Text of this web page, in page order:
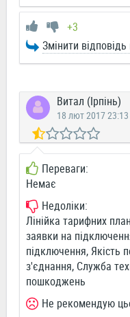
+3
Змінити
Витал (Ірпінь)
18 лют 2017 23:13
Переваги:
Немає
Недоліки:
Лінійка тарифних
заявки на
підключення, Якість
з'єднання, Служба
пошкоджень
Не рекомендую